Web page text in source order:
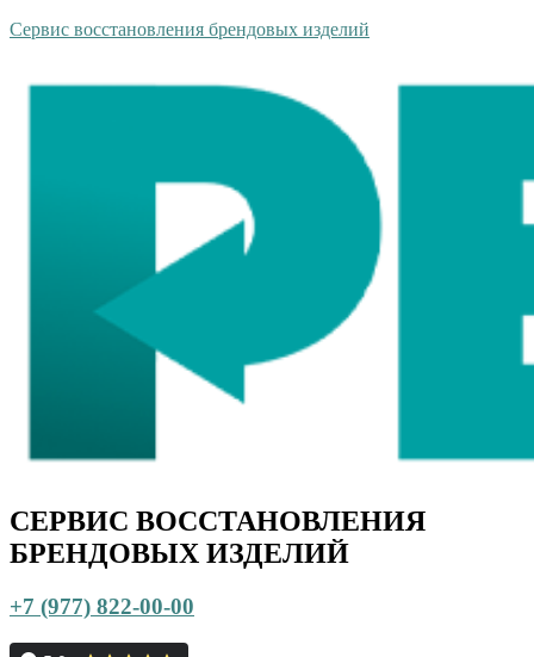
Сервис восстановления брендовых изделий
СЕРВИС ВОССТАНОВЛЕНИЯ
БРЕНДОВЫХ ИЗДЕЛИЙ
+7 (977) 822-00-00